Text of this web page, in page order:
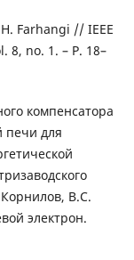
Farhangi // IEEE
8, no. 1. – P. 18–
компенсатора
печи для
В.С.
электрон.